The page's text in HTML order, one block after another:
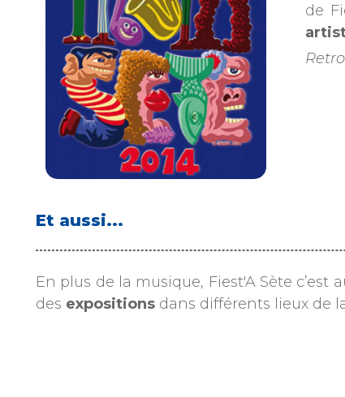
de
Et aussi...
En plus de la musique, Fiest'A Sète c’est
des expositions dans différents lieux de